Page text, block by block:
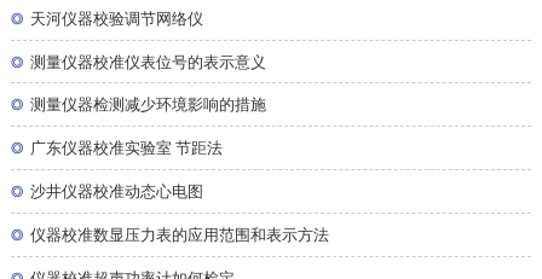
◎ 天河仪器校验调节网络仪
◎ 测量仪器校准仪表位号的表示意义
◎ 测量仪器检测减少环境影响的措施
◎ 广东仪器校准实验室 节距法
◎ 沙井仪器校准动态心电图
◎ 仪器校准数显压力表的应用范围和表示方法